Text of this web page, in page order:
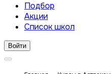
Подбор
Акции
Список школ
Войти